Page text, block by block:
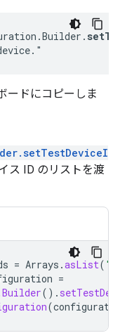
ードにコピーしま
ス ID のリストを渡
= Arrays .asList(
=
Builder().
(